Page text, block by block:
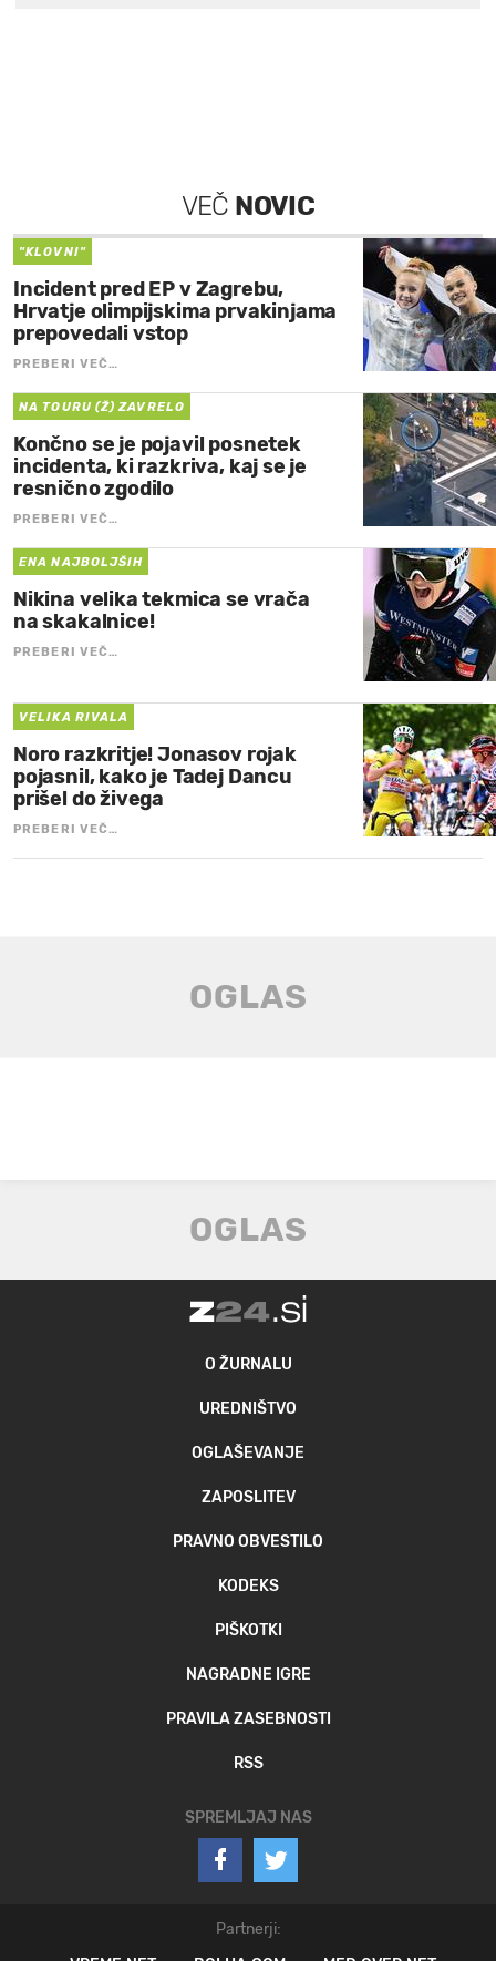
VEČ NOVIC
"KLOVNI"
Incident pred EP v Zagrebu,
Hrvatje olimpijskima prvakinjama
prepovedali vstop
PREBERI VEČ…
NA TOURU (Ž) ZAVRELO
Končno se je pojavil posnetek
incidenta, ki razkriva, kaj se je
resnično zgodilo
PREBERI VEČ…
ENA NAJBOLJŠIH
Nikina velika tekmica se vrača
na skakalnice!
PREBERI VEČ…
VELIKA RIVALA
Noro razkritje! Jonasov rojak
pojasnil, kako je Tadej Dancu
prišel do živega
PREBERI VEČ…
O ŽURNALU
UREDNIŠTVO
OGLAŠEVANJE
ZAPOSLITEV
PRAVNO OBVESTILO
KODEKS
PIŠKOTKI
NAGRADNE IGRE
PRAVILA ZASEBNOSTI
RSS
SPREMLJAJ NAS
Partnerji: